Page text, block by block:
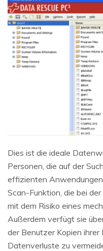
Dies ist die ideale
Personen, die auf der
effizienten
Scan-Funktion, die bei
mit dem Risiko eines
Außerdem verfügt sie
der Benutzer Kopien
Datenverluste zu